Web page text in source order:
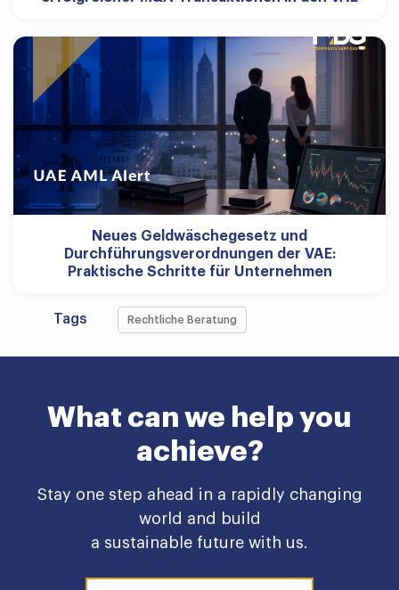
Neues Geldwäschegesetz und
Durchführungsverordnungen der VAE:
Praktische Schritte für Unternehmen
Tags Rechtliche Beratung
What can we help you
achieve?
Stay one step ahead in a rapidly changing
world and build
a sustainable future with us.